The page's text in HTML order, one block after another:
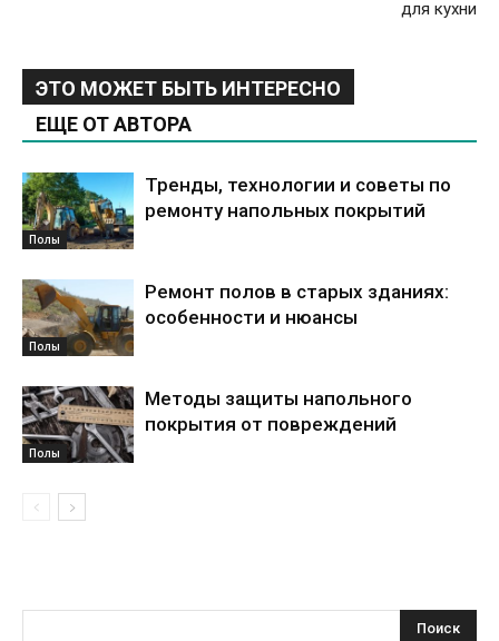
для кухни
ЭТО МОЖЕТ БЫТЬ ИНТЕРЕСНО
ЕЩЕ ОТ АВТОРА
Полы
Тренды, технологии и советы по
ремонту напольных покрытий
Полы
Ремонт полов в старых зданиях:
особенности и нюансы
Полы
Методы защиты напольного
покрытия от повреждений